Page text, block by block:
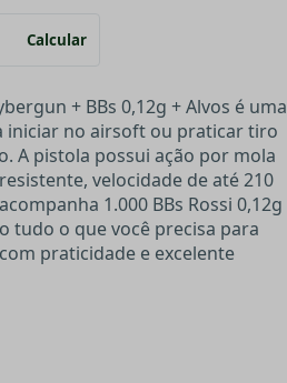
Calcular
+ BBs 0,12g + Alvos é uma
iniciar no airsoft ou praticar tiro
A pistola possui ação por mola
velocidade de até 210
1.000 BBs Rossi 0,12g
tudo o que você precisa para
praticidade e excelente